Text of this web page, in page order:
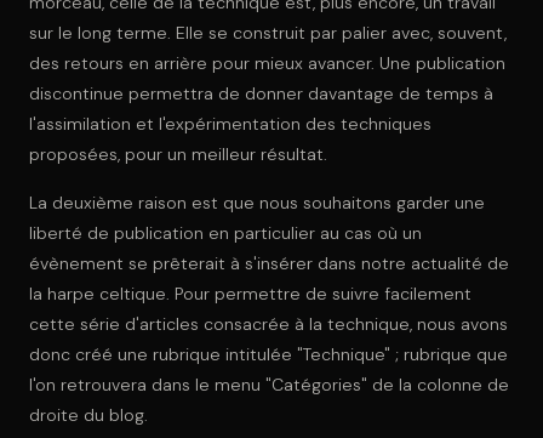
sur le long terme. Elle se construit par palier avec, souvent,
des retours en arrière pour mieux avancer. Une publication
discontinue permettra de donner davantage de temps à
l'assimilation et l'expérimentation des techniques
proposées, pour un meilleur résultat.
La deuxième raison est que nous souhaitons garder une
liberté de publication en particulier au cas où un
évènement se prêterait à s'insérer dans notre actualité de
la harpe celtique. Pour permettre de suivre facilement
cette série d'articles consacrée à la technique, nous avons
donc créé une rubrique intitulée "Technique" ; rubrique que
l'on retrouvera dans le menu "Catégories" de la colonne de
droite du blog.